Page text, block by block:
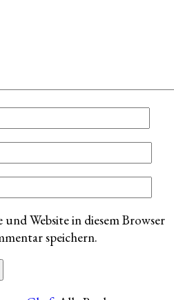
Website in diesem Browser
speichern.